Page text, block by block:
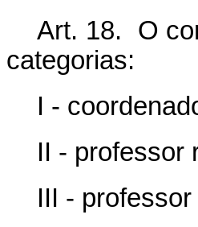
Art. 18. O
categorias:
I -
II - professor
III -